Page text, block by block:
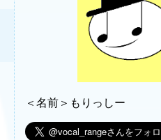
＜名前＞もりっしー